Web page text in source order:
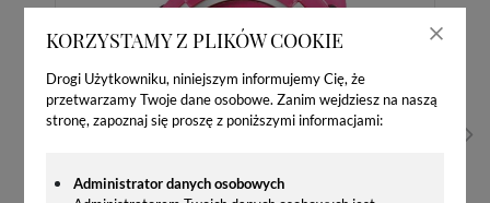
KORZYSTAMY Z PLIKÓW COOKIE
Drogi Użytkowniku, niniejszym informujemy Cię, że
przetwarzamy Twoje dane osobowe. Zanim wejdziesz na naszą
stronę, zapoznaj się proszę z poniższymi informacjami:
Administrator danych osobowych